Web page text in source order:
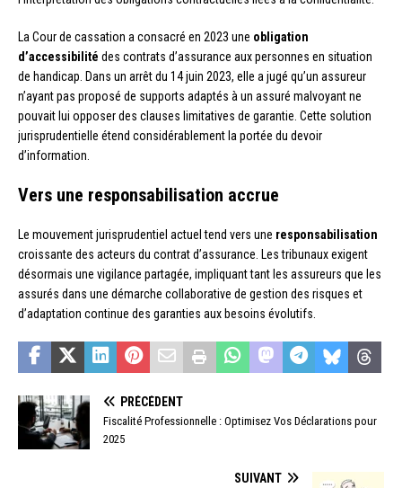
La Cour de cassation a consacré en 2023 une obligation
d’accessibilité des contrats d’assurance aux personnes en situation
de handicap. Dans un arrêt du 14 juin 2023, elle a jugé qu’un assureur
n’ayant pas proposé de supports adaptés à un assuré malvoyant ne
pouvait lui opposer des clauses limitatives de garantie. Cette solution
jurisprudentielle étend considérablement la portée du devoir
d’information.
Vers une responsabilisation accrue
Le mouvement jurisprudentiel actuel tend vers une responsabilisation
croissante des acteurs du contrat d’assurance. Les tribunaux exigent
désormais une vigilance partagée, impliquant tant les assureurs que les
assurés dans une démarche collaborative de gestion des risques et
d’adaptation continue des garanties aux besoins évolutifs.
PRÉCÉDENT
Fiscalité Professionnelle : Optimisez Vos Déclarations pour
2025
SUIVANT